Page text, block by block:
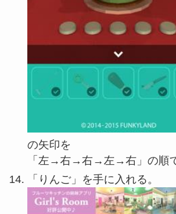
の矢印を
「左→右→右→左→右」の順で
「りんご」を手に入れる。